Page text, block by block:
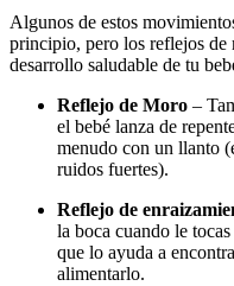
Algunos de estos
principio, pero los reflejos de
desarrollo saludable de tu
Reflejo de Moro –
el bebé lanza de
menudo con un llanto
ruidos fuertes).
Reflejo de
la boca cuando le
que lo ayuda a
alimentarlo.